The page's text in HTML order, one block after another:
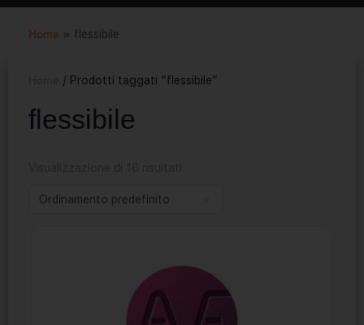
Home » flessibile
/ Prodotti taggati “flessibile”
flessibile